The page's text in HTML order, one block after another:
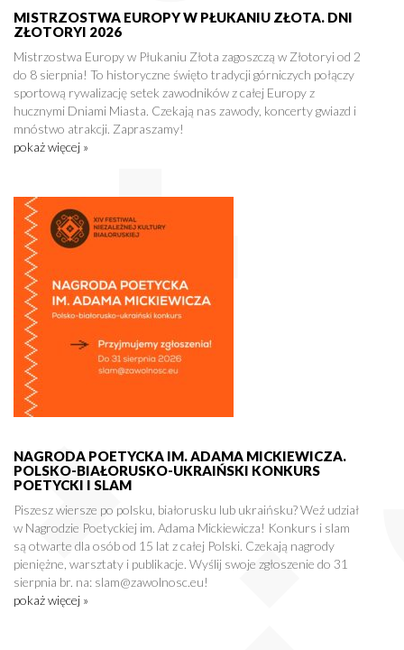
MISTRZOSTWA EUROPY W PŁUKANIU ZŁOTA. DNI
ZŁOTORYI 2026
Mistrzostwa Europy w Płukaniu Złota zagoszczą w Złotoryi od 2
do 8 sierpnia! To historyczne święto tradycji górniczych połączy
sportową rywalizację setek zawodników z całej Europy z
hucznymi Dniami Miasta. Czekają nas zawody, koncerty gwiazd i
mnóstwo atrakcji. Zapraszamy!
pokaż więcej »
NAGRODA POETYCKA IM. ADAMA MICKIEWICZA.
POLSKO-BIAŁORUSKO-UKRAIŃSKI KONKURS
POETYCKI I SLAM
Piszesz wiersze po polsku, białorusku lub ukraińsku? Weź udział
w Nagrodzie Poetyckiej im. Adama Mickiewicza! Konkurs i slam
są otwarte dla osób od 15 lat z całej Polski. Czekają nagrody
pieniężne, warsztaty i publikacje. Wyślij swoje zgłoszenie do 31
sierpnia br. na: slam@zawolnosc.eu!
pokaż więcej »